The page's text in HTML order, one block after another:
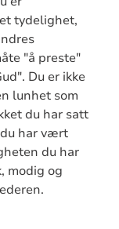
tydelighet,
"å preste"
Du er ikke
lunhet som
du har satt
har vært
du har
modig og